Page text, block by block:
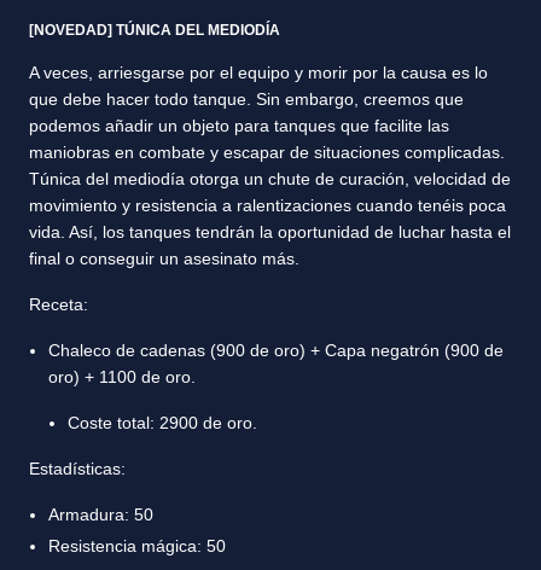
[NOVEDAD] TÚNICA DEL MEDIODÍA
A veces, arriesgarse por el equipo y morir por la causa es lo
que debe hacer todo tanque. Sin embargo, creemos que
podemos añadir un objeto para tanques que facilite las
maniobras en combate y escapar de situaciones complicadas.
Túnica del mediodía otorga un chute de curación, velocidad de
movimiento y resistencia a ralentizaciones cuando tenéis poca
vida. Así, los tanques tendrán la oportunidad de luchar hasta el
final o conseguir un asesinato más.
Receta:
Chaleco de cadenas (900 de oro) + Capa negatrón (900 de
oro) + 1100 de oro.
Coste total: 2900 de oro.
Estadísticas:
Armadura: 50
Resistencia mágica: 50